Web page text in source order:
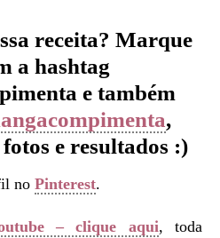
receita? Marque
a hashtag
e também
,
e resultados :)
no Pinterest.
– clique aqui, toda